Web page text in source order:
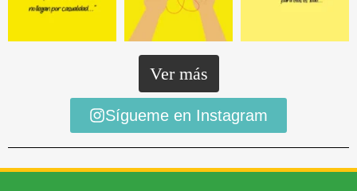
Ver más
Sígueme en Instagram